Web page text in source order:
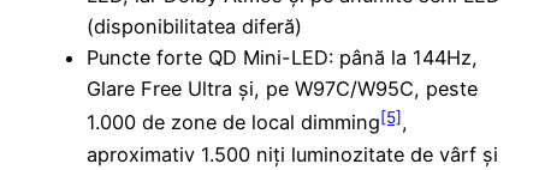
(disponibilitatea diferă)
Puncte forte QD Mini-LED: până la 144Hz,
Glare Free Ultra și, pe W97C/W95C, peste
1.000 de zone de local dimming[5],
aproximativ 1.500 niți luminozitate de vârf și